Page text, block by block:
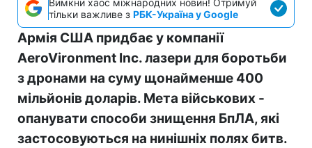
тільки важливе з РБК-Україна у Google
Армія США придбає у компанії
AeroVironment Inc. лазери для боротьби
з дронами на суму щонайменше 400
мільйонів доларів. Мета військових -
опанувати способи знищення БпЛА, які
застосовуються на нинішніх полях битв.